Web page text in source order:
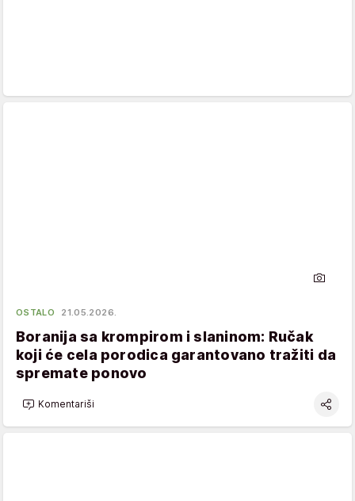
OSTALO 21.05.2026.
Boranija sa krompirom i slaninom: Ručak
koji će cela porodica garantovano tražiti da
spremate ponovo
Komentariši